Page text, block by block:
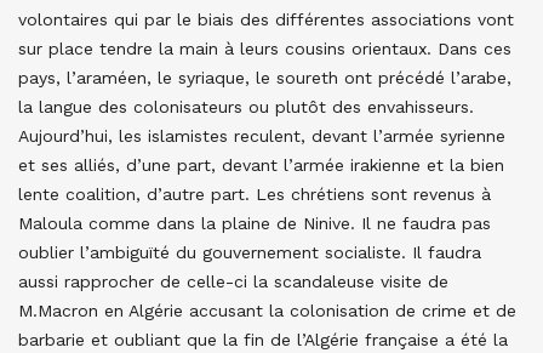
volontaires qui par le biais des différentes associations vont
sur place tendre la main à leurs cousins orientaux. Dans ces
pays, l’araméen, le syriaque, le soureth ont précédé l’arabe,
la langue des colonisateurs ou plutôt des envahisseurs.
Aujourd’hui, les islamistes reculent, devant l’armée syrienne
et ses alliés, d’une part, devant l’armée irakienne et la bien
lente coalition, d’autre part. Les chrétiens sont revenus à
Maloula comme dans la plaine de Ninive. Il ne faudra pas
oublier l’ambiguïté du gouvernement socialiste. Il faudra
aussi rapprocher de celle-ci la scandaleuse visite de
M.Macron en Algérie accusant la colonisation de crime et de
barbarie et oubliant que la fin de l’Algérie française a été la